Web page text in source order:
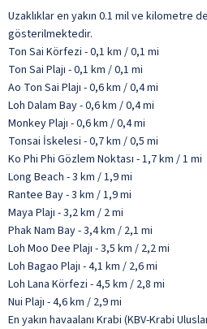
Uzaklıklar en yakın 0.1 mil ve kilometre
gösterilmektedir.
Ton Sai Körfezi - 0,1 km / 0,1 mi
Ton Sai Plajı - 0,1 km / 0,1 mi
Ao Ton Sai Plajı - 0,6 km / 0,4 mi
Loh Dalam Bay - 0,6 km / 0,4 mi
Monkey Plajı - 0,6 km / 0,4 mi
Tonsai İskelesi - 0,7 km / 0,5 mi
Ko Phi Phi Gözlem Noktası - 1,7 km / 1 mi
Long Beach - 3 km / 1,9 mi
Rantee Bay - 3 km / 1,9 mi
Maya Plajı - 3,2 km / 2 mi
Phak Nam Bay - 3,4 km / 2,1 mi
Loh Moo Dee Plajı - 3,5 km / 2,2 mi
Loh Bagao Plajı - 4,1 km / 2,6 mi
Loh Lana Körfezi - 4,5 km / 2,8 mi
Nui Plajı - 4,6 km / 2,9 mi
En yakın havaalanı Krabi (KBV-Krabi